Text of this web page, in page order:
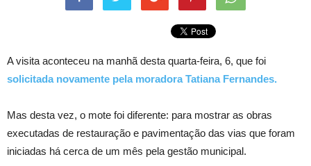
A visita aconteceu na manhã desta quarta-feira, 6, que foi
solicitada novamente pela moradora Tatiana Fernandes.
Mas desta vez, o mote foi diferente: para mostrar as obras
executadas de restauração e pavimentação das vias que foram
iniciadas há cerca de um mês pela gestão municipal.